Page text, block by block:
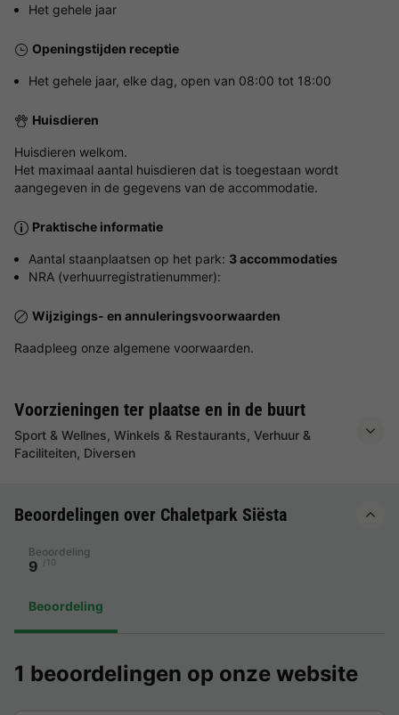
Het gehele jaar
Openingstijden receptie
Het gehele jaar, elke dag, open van 08:00 tot 18:00
Huisdieren
Huisdieren welkom.
Het maximaal aantal huisdieren dat is toegestaan wordt
aangegeven in de gegevens van de accommodatie.
Praktische informatie
Aantal staanplaatsen op het park: 3 accommodaties
NRA (verhuurregistratienummer):
Wijzigings- en annuleringsvoorwaarden
Raadpleeg onze algemene voorwaarden.
Voorzieningen ter plaatse en in de buurt
Sport & Wellnes, Winkels & Restaurants, Verhuur &
Faciliteiten, Diversen
Beoordelingen over Chaletpark Siësta
Beoordeling
9 /10
Beoordeling
1 beoordelingen op onze website